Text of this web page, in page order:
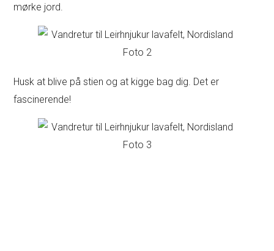
mørke jord.
Husk at blive på stien og at kigge bag dig. Det er
fascinerende!